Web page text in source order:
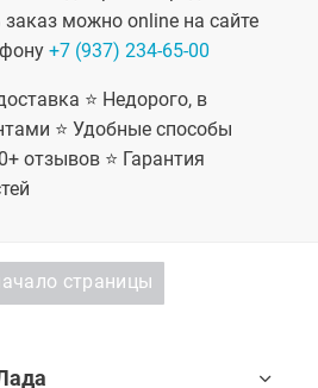
можно online на сайте
+7 (937) 234-65-00
⭐ Недорого, в
⭐ Удобные способы
отзывов ⭐ Гарантия
страницы